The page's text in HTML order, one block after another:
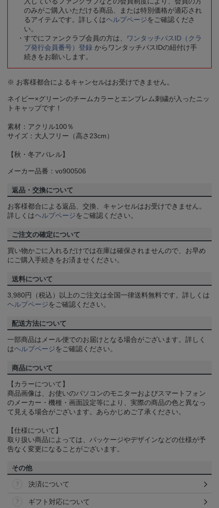
のみがご購入いただける商品、または特別価格が適応され
るアイテムです。詳しくはヘルプページをご確認くださ
い。
すでにファンクラブ会員の方は、
ワンタッチパスID（クラ
ブ発行会員番号）登録 からワンタッチパスIDの紐付け手
続きをお願いします。
※ お客様都合によるキャンセルはお受けできません。
ネイビー×グリーンのチームカラーとエンブレム刺繍が入ったニッ
トキャップです！
素材：アクリル100％
サイズ：大人フリー（高さ23cm）
【秋・冬アパレル】
メーカー品番：vo900506
返品・交換について
お客様都合による返品、交換、キャンセルはお受けできません。
詳しくはヘルプページをご確認ください。
ご注文の確定について
買い物かごに入れるだけでは在庫は確保されませんので、お早め
にご購入手続きをお済ませください。
送料について
3,980円（税込）以上のご注文は全国一律送料無料です。詳しくは
ヘルプページをご確認ください。
配送方法について
一部商品はメール便でのお届けとなる場合がございます。詳しく
はヘルプページをご確認ください。
商品について
【カラーについて】
商品画像は、お使いのパソコンのモニターおよびスマートフォン
のメーカー・機種・画面設定等により、実際の商品の色と異なっ
て見える場合がございます。あらかじめご了承ください。
【仕様について】
取り扱い商品によっては、パッケージやデザインなどの仕様が予
告なく変更になることがございます。
その他
決済について
ギフト対応について